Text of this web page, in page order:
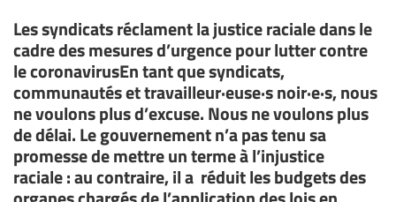
Les syndicats réclament la justice raciale dans le
cadre des mesures d’urgence pour lutter contre
le coronavirusEn tant que syndicats,
communautés et travailleur·euse·s noir·e·s, nous
ne voulons plus d’excuse. Nous ne voulons plus
de délai. Le gouvernement n’a pas tenu sa
promesse de mettre un terme à l’injustice
raciale : au contraire, il a réduit les budgets des
organes chargés de l’application des lois en